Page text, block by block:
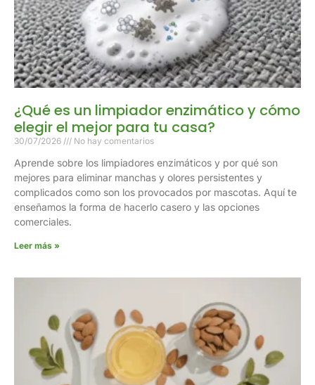
¿Qué es un limpiador enzimático y cómo
elegir el mejor para tu casa?
30/07/2026 No hay comentarios
Aprende sobre los limpiadores enzimáticos y por qué son
mejores para eliminar manchas y olores persistentes y
complicados como son los provocados por mascotas. Aquí te
enseñamos la forma de hacerlo casero y las opciones
comerciales.
Leer más »